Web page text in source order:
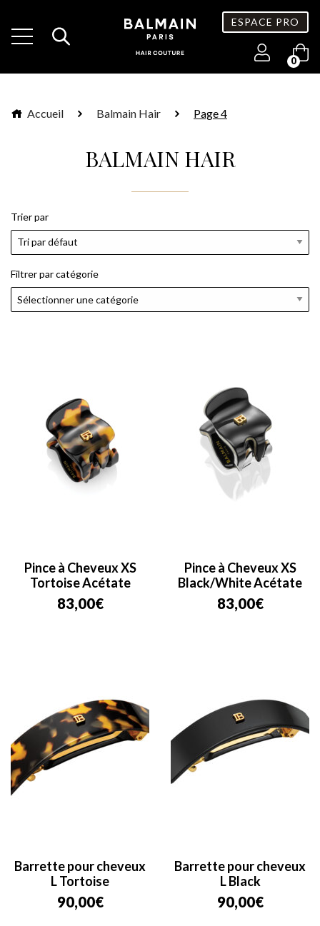
ESPACE PRO
0
Accueil Balmain Hair Page 4
BALMAIN HAIR
Trier par
Filtrer par catégorie
Pince à Cheveux XS
Tortoise Acétate
83,00€
Pince à Cheveux XS
Black/White Acétate
83,00€
Barrette pour cheveux
L Tortoise
90,00€
Barrette pour cheveux
L Black
90,00€